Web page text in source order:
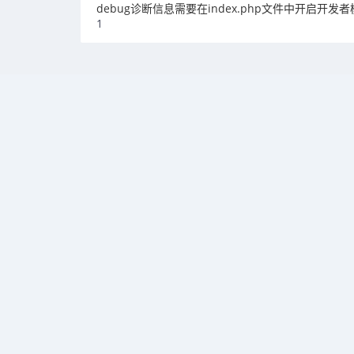
debug诊断信息需要在index.php文件中开启开发者
1